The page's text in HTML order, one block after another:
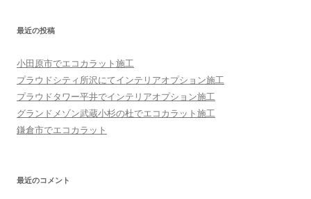
最近の投稿
小田原市でエコカラット施工
プラウドシティ所沢にてインテリアオプション施工
プラウドタワー平井でインテリアオプション施工
グランドメゾン武蔵小杉の杜でエコカラット施工
鎌倉市でエコカラット
最近のコメント